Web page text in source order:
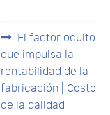
El factor oculto
que impulsa la
rentabilidad de la
fabricación | Costo
de la calidad